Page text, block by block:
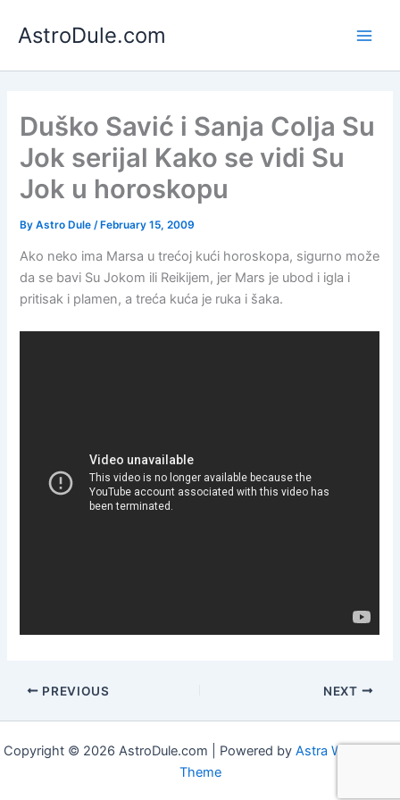
AstroDule.com
Duško Savić i Sanja Colja Su
Jok serijal Kako se vidi Su
Jok u horoskopu
ByAstro Dule /February 15, 2009
Ako neko ima Marsa u trećoj kući horoskopa, sigurno može
da se bavi Su Jokom ili Reikijem, jer Mars je ubod i igla i
pritisak i plamen, a treća kuća je ruka i šaka.
PREVIOUS NEXT
Copyright © 2026 AstroDule.com | Powered by Astra WordPress
Theme